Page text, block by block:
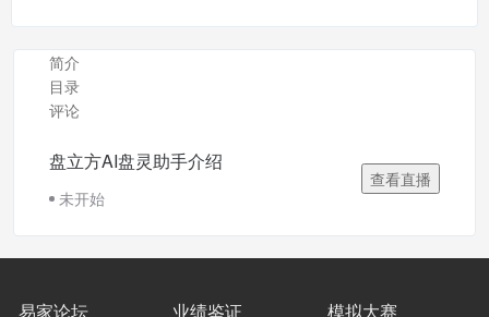
简介
目录
评论
盘立方AI盘灵助手介绍
未开始
查看直播
易家论坛 业绩鉴证 模拟大赛